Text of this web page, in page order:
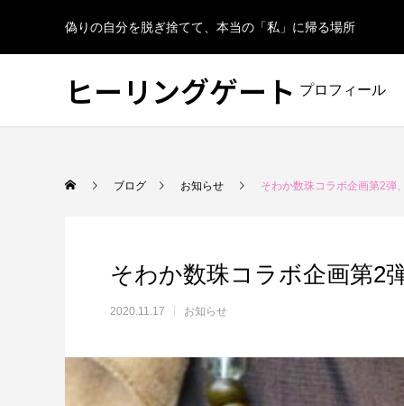
偽りの自分を脱ぎ捨てて、本当の「私」に帰る場所
ヒーリングゲート プロフィール
ブログ お知らせ そわか数珠コラボ企画第2弾
そわか数珠コラボ企画第2
2020.11.17 お知らせ